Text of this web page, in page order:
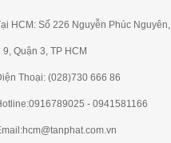
HCM: Số 226 Nguyễn Phúc Nguyên,
Quận 3, TP HCM
Thoại: (028)730 666 86
- 0941581166